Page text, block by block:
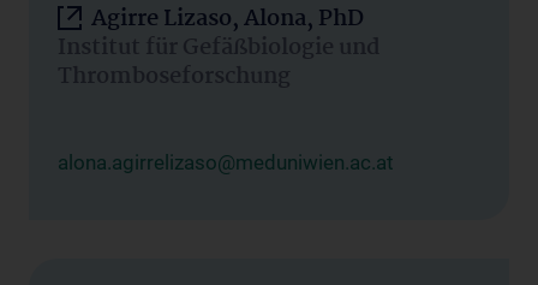
Agirre Lizaso, Alona, PhD
Institut für Gefäßbiologie und
Thromboseforschung
alona.agirrelizaso@meduniwien.ac.at